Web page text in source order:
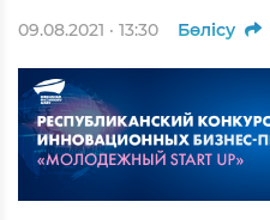
09.08.2021 · 13:30 Бөлісу